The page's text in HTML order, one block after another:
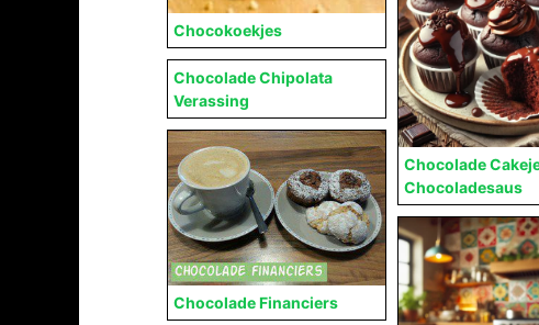
Chocokoekjes
Chocolade
Chocoladesaus
Chocolade Chipolata
Verassing
Chocolade Financiers